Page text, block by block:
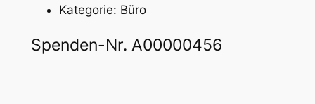
Kategorie: Büro
Spenden-Nr. A00000456